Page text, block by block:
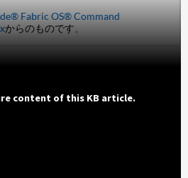
Fabric OS® Command
からのものです。
content of this KB article.